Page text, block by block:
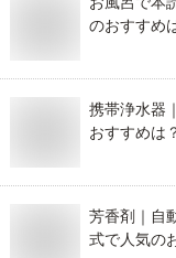
のおすすめ
携帯浄水器
おすすめは
芳香剤｜自
式で人気の